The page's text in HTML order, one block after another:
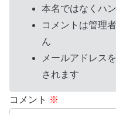
本名ではなくハ
コメントは管理
ん
メールアドレス
されます
コメント ※